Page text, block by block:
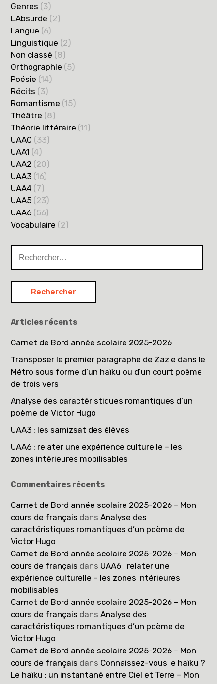
Genres (3)
L'Absurde (2)
Langue (6)
Linguistique (2)
Non classé (8)
Orthographie (5)
Poésie (14)
Récits (3)
Romantisme (15)
Théâtre (8)
Théorie littéraire (11)
UAA0 (33)
UAA1 (4)
UAA2 (20)
UAA3 (16)
UAA4 (7)
UAA5 (23)
UAA6 (56)
Vocabulaire (2)
Articles récents
Carnet de Bord année scolaire 2025-2026
Transposer le premier paragraphe de Zazie dans le
Métro sous forme d’un haïku ou d’un court poème
de trois vers
Analyse des caractéristiques romantiques d’un
poème de Victor Hugo
UAA3 : les samizsat des élèves
UAA6 : relater une expérience culturelle – les
zones intérieures mobilisables
Commentaires récents
Carnet de Bord année scolaire 2025-2026 – Mon
cours de français dansAnalyse des
caractéristiques romantiques d’un poème de
Victor Hugo
Carnet de Bord année scolaire 2025-2026 – Mon
cours de français dans UAA6 : relater une
expérience culturelle – les zones intérieures
mobilisables
Carnet de Bord année scolaire 2025-2026 – Mon
cours de français dansAnalyse des
caractéristiques romantiques d’un poème de
Victor Hugo
Carnet de Bord année scolaire 2025-2026 – Mon
cours de français dans Connaissez-vous le haïku ?
Le haïku : un instantané entre Ciel et Terre – Mon